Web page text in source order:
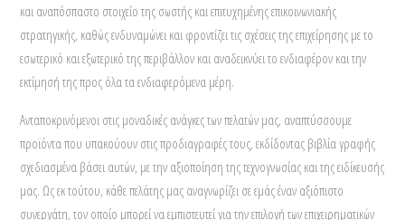
και αναπόσπαστο στοιχείο της σωστής και επιτυχημένης επικοινωνιακής
στρατηγικής, καθώς ενδυναμώνει και φροντίζει τις σχέσεις της επιχείρησης με το
εσωτερικό και εξωτερικό της περιβάλλον και αναδεικνύει το ενδιαφέρον και την
εκτίμησή της προς όλα τα ενδιαφερόμενα μέρη.
Ανταποκρινόμενοι στις μοναδικές ανάγκες των πελατών μας, αναπτύσσουμε
προϊόντα που υπακούουν στις προδιαγραφές τους, εκδίδοντας βιβλία γραφής
σχεδιασμένα βάσει αυτών, με την αξιοποίηση της τεχνογνωσίας και της ειδίκευσής
μας. Ως εκ τούτου, κάθε πελάτης μας αναγνωρίζει σε εμάς έναν αξιόπιστο
συνεργάτη, τον οποίο μπορεί να εμπιστευτεί για την επιλογή των επιχειρηματικών